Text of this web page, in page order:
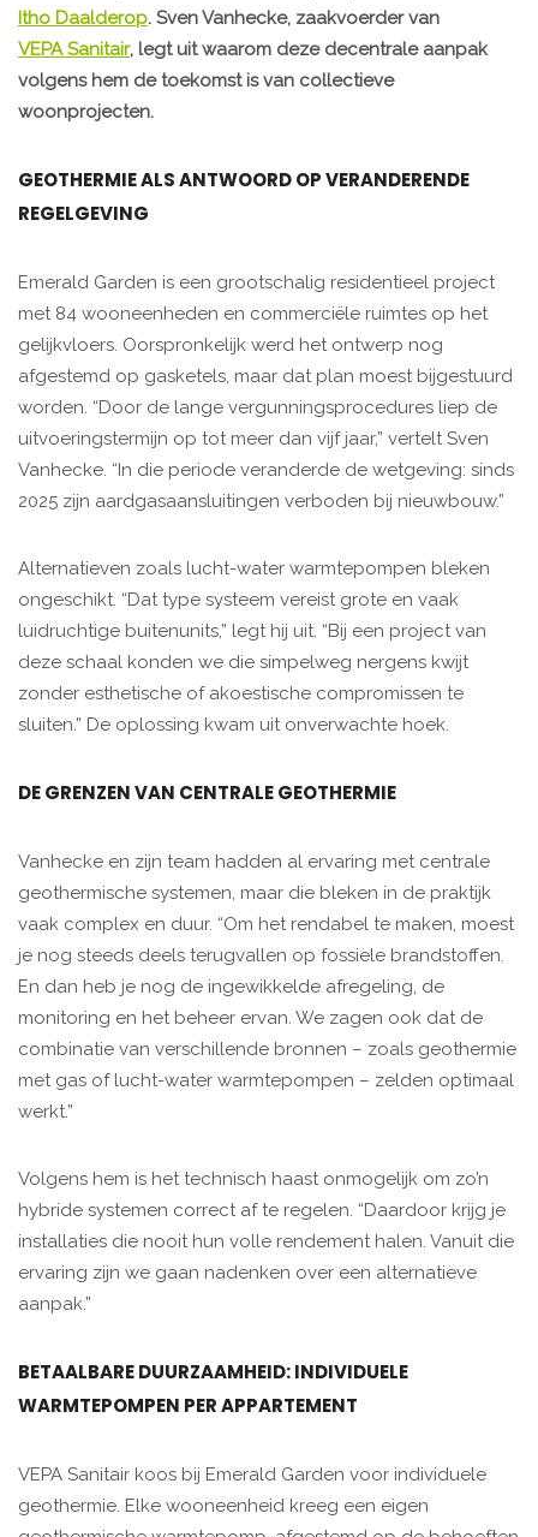
Itho Daalderop. Sven Vanhecke, zaakvoerder van
VEPA Sanitair, legt uit waarom deze decentrale aanpak
volgens hem de toekomst is van collectieve
woonprojecten.
GEOTHERMIE ALS ANTWOORD OP VERANDERENDE
REGELGEVING
Emerald Garden is een grootschalig residentieel project
met 84 wooneenheden en commerciële ruimtes op het
gelijkvloers. Oorspronkelijk werd het ontwerp nog
afgestemd op gasketels, maar dat plan moest bijgestuurd
worden. “Door de lange vergunningsprocedures liep de
uitvoeringstermijn op tot meer dan vijf jaar,” vertelt Sven
Vanhecke. “In die periode veranderde de wetgeving: sinds
2025 zijn aardgasaansluitingen verboden bij nieuwbouw.”
Alternatieven zoals lucht-water warmtepompen bleken
ongeschikt. “Dat type systeem vereist grote en vaak
luidruchtige buitenunits,” legt hij uit. “Bij een project van
deze schaal konden we die simpelweg nergens kwijt
zonder esthetische of akoestische compromissen te
sluiten.” De oplossing kwam uit onverwachte hoek.
DE GRENZEN VAN CENTRALE GEOTHERMIE
Vanhecke en zijn team hadden al ervaring met centrale
geothermische systemen, maar die bleken in de praktijk
vaak complex en duur. “Om het rendabel te maken, moest
je nog steeds deels terugvallen op fossiele brandstoffen.
En dan heb je nog de ingewikkelde afregeling, de
monitoring en het beheer ervan. We zagen ook dat de
combinatie van verschillende bronnen – zoals geothermie
met gas of lucht-water warmtepompen – zelden optimaal
werkt.”
Volgens hem is het technisch haast onmogelijk om zo’n
hybride systemen correct af te regelen. “Daardoor krijg je
installaties die nooit hun volle rendement halen. Vanuit die
ervaring zijn we gaan nadenken over een alternatieve
aanpak.”
BETAALBARE DUURZAAMHEID: INDIVIDUELE
WARMTEPOMPEN PER APPARTEMENT
VEPA Sanitair koos bij Emerald Garden voor individuele
geothermie. Elke wooneenheid kreeg een eigen